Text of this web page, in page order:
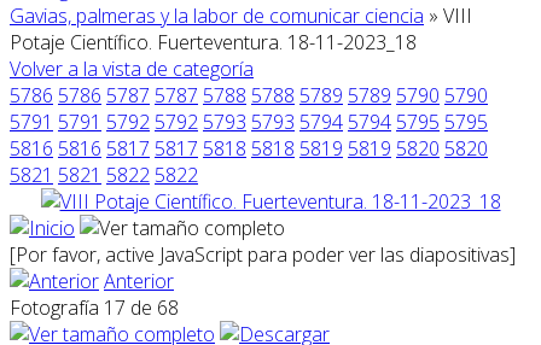
Gavias, palmeras y la labor de comunicar ciencia » VIII
Potaje Científico. Fuerteventura. 18-11-2023_18
Volver a la vista de categoría
5786 5786 5787 5787 5788 5788 5789 5789 5790 5790
5791 5791 5792 5792 5793 5793 5794 5794 5795 5795
5816 5816 5817 5817 5818 5818 5819 5819 5820 5820
5821 5821 5822 5822
[Por favor, active JavaScript para poder ver las diapositivas]
Anterior
Fotografía 17 de 68